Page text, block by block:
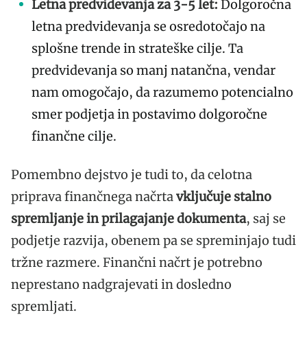
Letna predvidevanja za 3-5 let: Dolgoročna
letna predvidevanja se osredotočajo na
splošne trende in strateške cilje. Ta
predvidevanja so manj natančna, vendar
nam omogočajo, da razumemo potencialno
smer podjetja in postavimo dolgoročne
finančne cilje.
Pomembno dejstvo je tudi to, da celotna
priprava finančnega načrta vključuje stalno
spremljanje in prilagajanje dokumenta, saj se
podjetje razvija, obenem pa se spreminjajo tudi
tržne razmere. Finančni načrt je potrebno
neprestano nadgrajevati in dosledno
spremljati.